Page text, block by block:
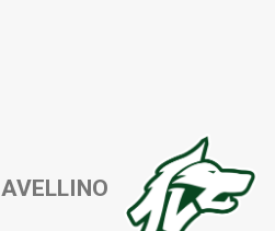
AVELLINO